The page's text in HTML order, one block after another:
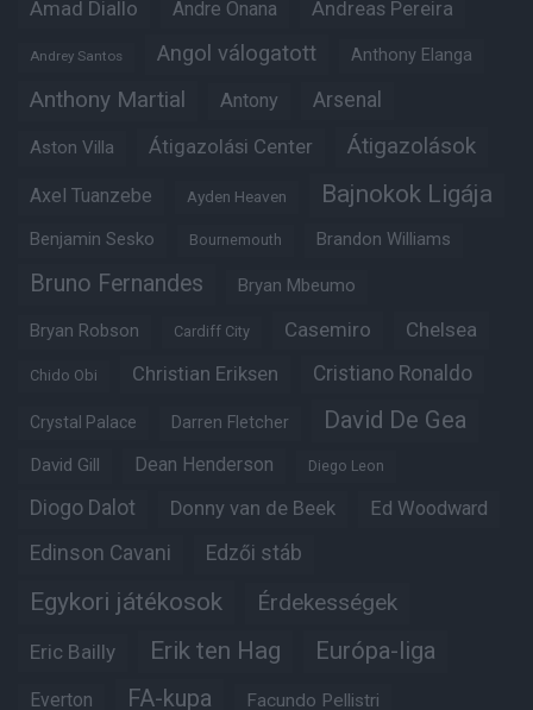
Amad Diallo Andre Onana Andreas Pereira
Andrey Santos Angol válogatott Anthony Elanga
Anthony Martial Antony Arsenal
Aston Villa Átigazolási Center Átigazolások
Axel Tuanzebe Ayden Heaven Bajnokok Ligája
Benjamin Sesko Bournemouth Brandon Williams
Bruno Fernandes Bryan Mbeumo
Bryan Robson Cardiff City Casemiro Chelsea
Chido Obi Christian Eriksen Cristiano Ronaldo
Crystal Palace Darren Fletcher David De Gea
David Gill Dean Henderson Diego Leon
Diogo Dalot Donny van de Beek Ed Woodward
Edinson Cavani Edzői stáb
Egykori játékosok Érdekességek
Eric Bailly Erik ten Hag Európa-liga
Everton FA-kupa Facundo Pellistri